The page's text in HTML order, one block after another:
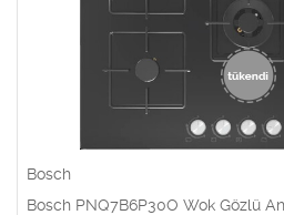
Bosch
Bosch PNQ7B6P30O Wok Gözlü